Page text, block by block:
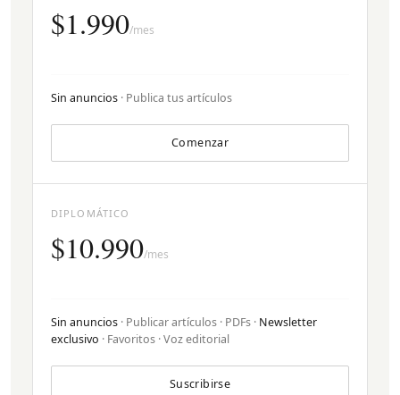
$1.990/mes
Sin anuncios · Publica tus artículos
Comenzar
DIPLOMÁTICO
$10.990/mes
Sin anuncios · Publicar artículos · PDFs · Newsletter
exclusivo · Favoritos · Voz editorial
Suscribirse